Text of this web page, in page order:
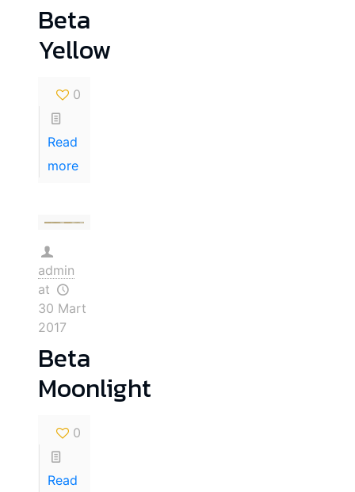
Beta
Yellow
0
Read
more
admin
at
30 Mart
2017
Beta
Moonlight
0
Read